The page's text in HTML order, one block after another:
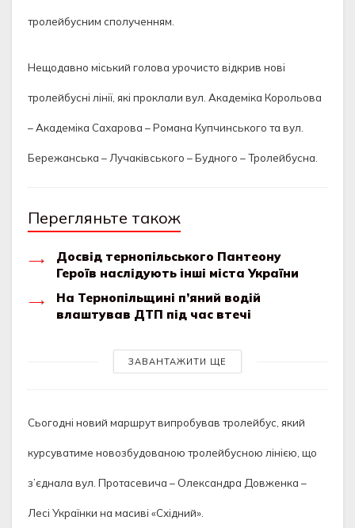
тролейбусним сполученням.
Нещодавно міський голова урочисто відкрив нові
тролейбусні лінії, які проклали вул. Академіка Корольова
– Академіка Сахарова – Романа Купчинського та вул.
Бережанська – Лучаківського – Будного – Тролейбусна.
Перегляньте також
Досвід тернопільського Пантеону
Героїв наслідують інші міста України
На Тернопільщині п’яний водій
влаштував ДТП під час втечі
ЗАВАНТАЖИТИ ЩЕ
Сьогодні новий маршрут випробував тролейбус, який
курсуватиме новозбудованою тролейбусною лінією, що
з’єднала вул. Протасевича – Олександра Довженка –
Лесі Українки на масиві «Східний».